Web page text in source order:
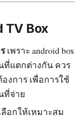
TV Box
เพราะ android box
ที่แตกต่างกัน ควร
งการ เพื่อการใช้
ที่จ่าย
ลือกให้เหมาะสม